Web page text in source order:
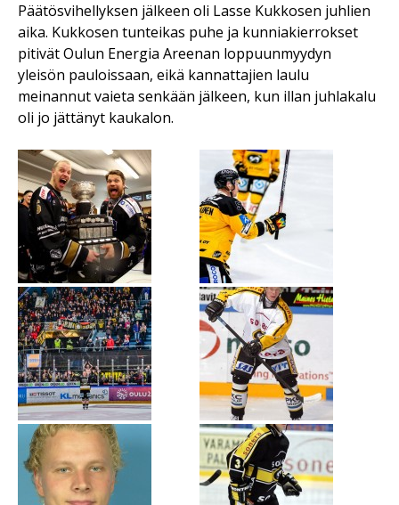
Päätösvihellyksen jälkeen oli Lasse Kukkosen juhlien
aika. Kukkosen tunteikas puhe ja kunniakierrokset
pitivät Oulun Energia Areenan loppuunmyydyn
yleisön pauloissaan, eikä kannattajien laulu
meinannut vaieta senkään jälkeen, kun illan juhlakalu
oli jo jättänyt kaukalon.